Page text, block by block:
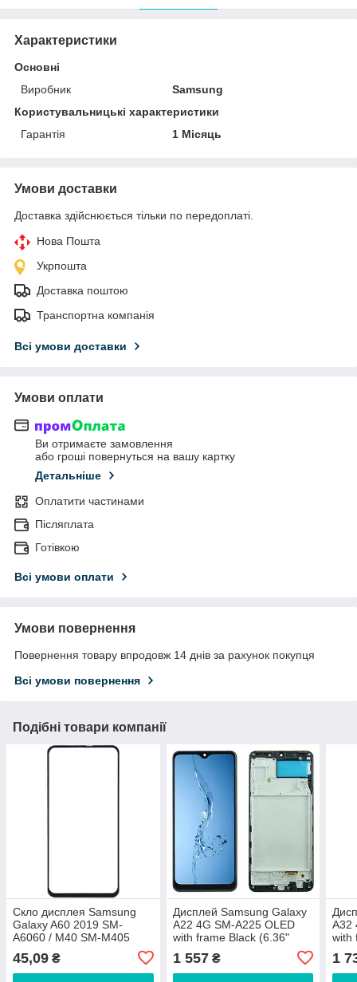
Характеристики
Основні
Виробник
Samsung
Користувальницькі характеристики
Гарантія
1 Місяць
Умови доставки
Доставка здійснюється тільки по передоплаті.
Нова Пошта
Укрпошта
Доставка поштою
Транспортна компанія
Всі умови доставки
Умови оплати
Ви отримаєте замовлення
або гроші повернуться на вашу картку
Детальніше
Оплатити частинами
Післяплата
Готівкою
Всі умови оплати
Умови повернення
Повернення товару впродовж 14 днів за рахунок покупця
Всі умови повернення
Подібні товари компанії
Скло дисплея Samsung
Galaxy A60 2019 SM-
A6060 / M40 SM-M405
Black
45,09 ₴
Дисплей Samsung Galaxy
A22 4G SM-A225 OLED
with frame Black (6.36"
1 557₴
A32
with
1